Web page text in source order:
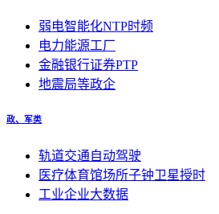
弱电智能化NTP时频
电力能源工厂
金融银行证券PTP
地震局等政企
政、军类
轨道交通自动驾驶
医疗体育馆场所子钟卫星授时
工业企业大数据